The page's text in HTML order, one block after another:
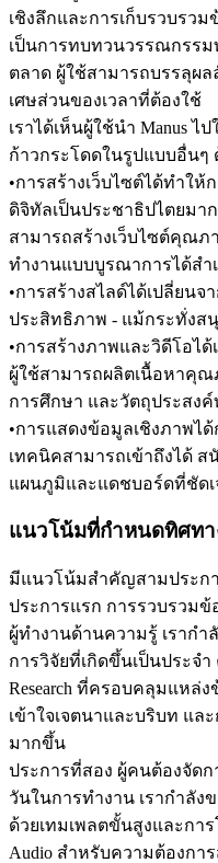
เชิงลึกและการเก็บรวบรว
เป็นการทบทวนวรรณกรรม
ตลาด ผู้ใช้สามารถบรรลุผ
เศษส่วนของเวลาที่ต้องใช้
เราได้เห็นผู้ใช้นำ Manus ไ
ก้าวกระโดดในรูปแบบอื่นๆ
•การสร้างเว็บไซต์ได้ทำให้
ดิจิทัลเป็นประชาธิปไตยม
สามารถสร้างเว็บไซต์คุณ
ทำงานแบบบูรณาการได้สำ
•การสร้างสไลด์ได้เปลี่ยนจ
ประสิทธิภาพ - แม้กระทั่งส
•การสร้างภาพและวิดีโอไ
ผู้ใช้สามารถผลิตเนื้อหาคุ
การศึกษา และวัตถุประสงค์
•การแสดงข้อมูลเชิงภาพไ
เทคนิคสามารถเข้าถึงได้
แผนภูมิและแดชบอร์ดที่ชัด
แนวโน้มที่กำหนดทิศทา
มีแนวโน้มสำคัญสามประก
ประการแรก การรวบรวม
ผู้ทำงานด้านความรู้ เรากำ
การวิจัยที่เกิดขึ้นเป็นประจ
Research ที่ครอบคลุมแหล่
เข้าใจเจตนาและบริบท แล
มากขึ้น
ประการที่สอง ผู้คนต้องจัด
วันในการทำงาน เรากำลัง
ด้วยเทมเพลตขั้นสูงและการ
Audio สำหรับความต้องกา